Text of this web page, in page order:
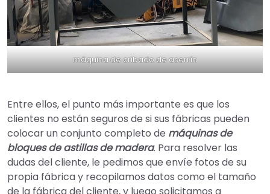
máquina de cribado de aserrín
Entre ellos, el punto más importante es que los
clientes no están seguros de si sus fábricas pueden
colocar un conjunto completo de máquinas de
bloques de astillas de madera. Para resolver las
dudas del cliente, le pedimos que envíe fotos de su
propia fábrica y recopilamos datos como el tamaño